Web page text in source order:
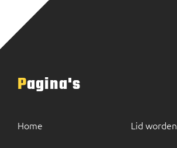
Pagina's
Home Lid worden